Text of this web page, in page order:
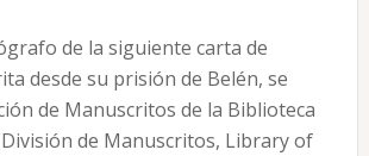
de la siguiente carta de
desde su prisión de Belén, se
de Manuscritos de la Biblioteca
de Manuscritos, Library of